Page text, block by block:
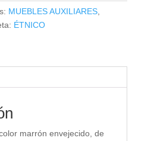
MUEBLES AUXILIARES,
ÉTNICO
marrón envejecido, de